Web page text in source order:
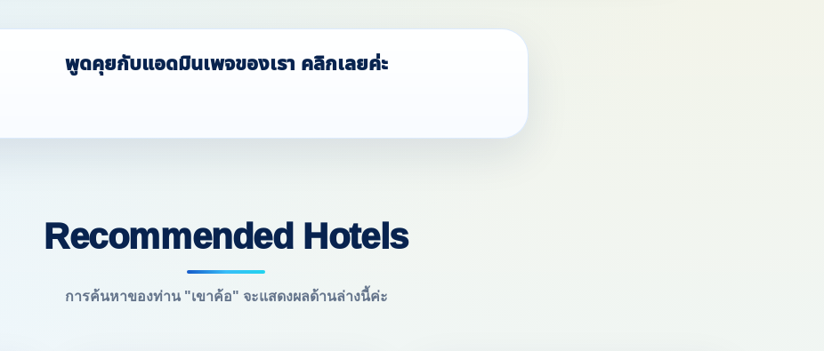
พูดคุยกับแอดมินเพจของเรา คลิกเลยค่ะ
Recommended Hotels
การค้นหาของท่าน "เขาค้อ" จะแสดงผลด้านล่างนี้ค่ะ